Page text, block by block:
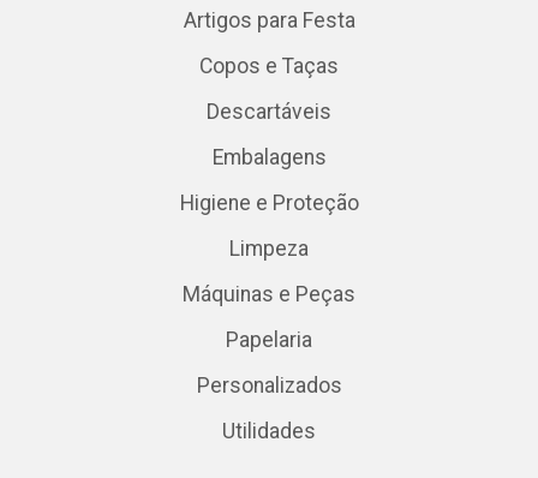
Artigos para Festa
Copos e Taças
Descartáveis
Embalagens
Higiene e Proteção
Limpeza
Máquinas e Peças
Papelaria
Personalizados
Utilidades